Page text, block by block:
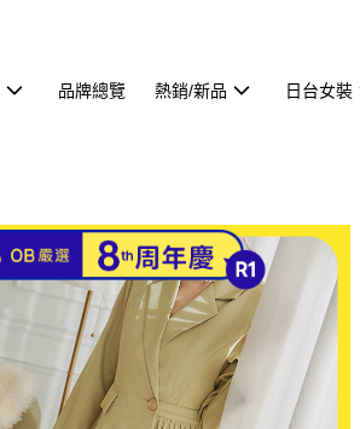
品牌總覽 熱銷/新品 日台女裝